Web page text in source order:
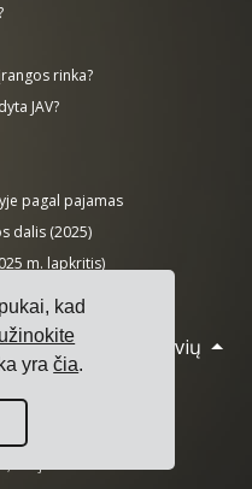
kad
yračia.
rinka?
JAV?
pagal pajamas
dalis (2025)
m. lapkritis)
Lietuvių